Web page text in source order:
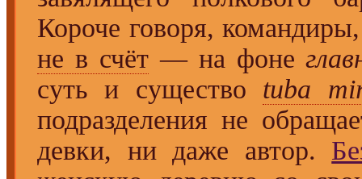
Короче говоря,
не в счёт— на фоне
суть и существо tuba
подразделения не
девки, ни даже автор.